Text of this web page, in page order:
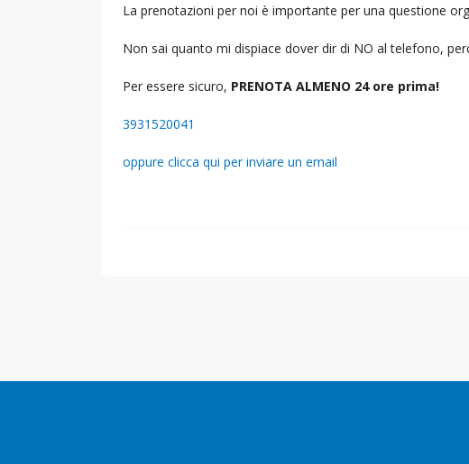
La prenotazioni per noi è importante per una questione
Non sai quanto mi dispiace dover dir di NO al telefono,
Per essere sicuro, PRENOTA ALMENO 24 ore prima!
3931520041
oppure clicca qui per inviare un email